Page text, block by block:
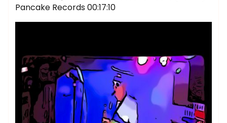
Pancake Records 00:17:10